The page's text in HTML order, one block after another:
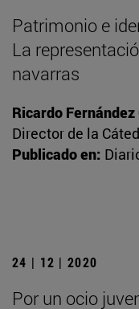
Patrimonio e
La
navarras
Ricardo Fernández
Director de la
Publicado en:
24 | 12 | 2020
Por un ocio